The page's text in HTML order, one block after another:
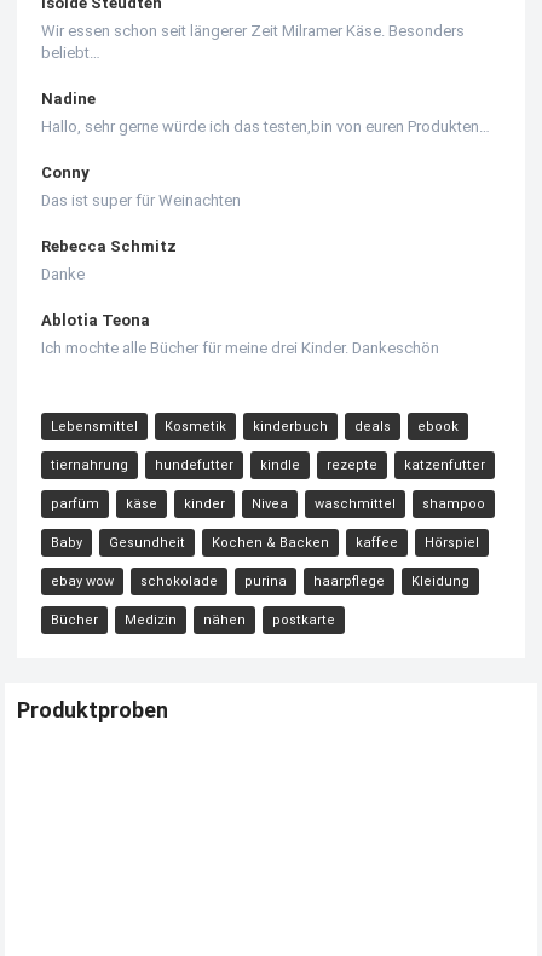
Wir essen schon seit längerer Zeit Milramer Käse. Besonders
beliebt…
Nadine
Hallo, sehr gerne würde ich das testen,bin von euren Produkten…
Conny
Das ist super für Weinachten
Rebecca Schmitz
Danke
Ablotia Teona
Ich mochte alle Bücher für meine drei Kinder. Dankeschön
Lebensmittel Kosmetik kinderbuch deals ebook
tiernahrung hundefutter kindle rezepte katzenfutter
parfüm käse kinder Nivea waschmittel shampoo
Baby Gesundheit Kochen & Backen kaffee Hörspiel
ebay wow schokolade purina haarpflege Kleidung
Bücher Medizin nähen postkarte
Produktproben